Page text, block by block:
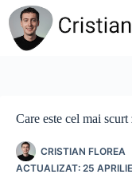
Sari
conținut
Care este cel mai
CRISTIAN FLOREA
25